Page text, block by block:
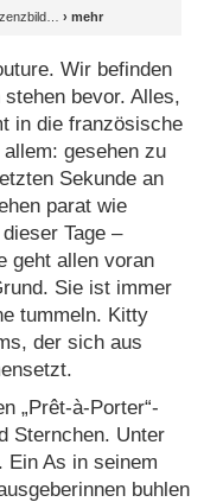
Wir befinden
bevor. Alles,
in die französische
gesehen zu
Sekunde an
parat wie
Tage –
geht allen voran
Sie ist immer
tummeln. Kitty
der sich aus
„Prêt-à-Porter“-
Sternchen. Unter
Ein As in seinem
buhlen